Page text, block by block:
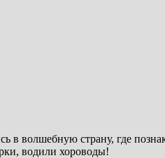
волшебную страну, где
водили хороводы!